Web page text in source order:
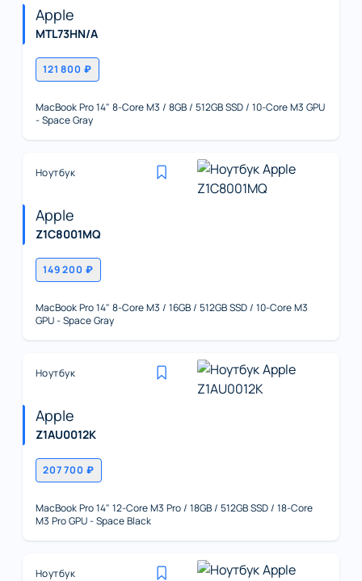
Apple
MTL73HN/A
121 800 ₽
MacBook Pro 14" 8-Core M3 / 8GB / 512GB SSD / 10-Core M3 GPU
- Space Gray
Ноутбук
Apple
Z1C8001MQ
149 200 ₽
MacBook Pro 14" 8-Core M3 / 16GB / 512GB SSD / 10-Core M3
GPU - Space Gray
Ноутбук
Apple
Z1AU0012K
207 700 ₽
MacBook Pro 14" 12-Core M3 Pro / 18GB / 512GB SSD / 18-Core
M3 Pro GPU - Space Black
Ноутбук